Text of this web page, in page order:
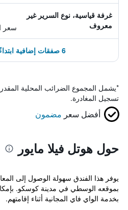
غرفة قياسية، نوع السرير غير
معروف
سعر
6 صفقات إضافية ابتداءً من 189 ﷼
*يشمل المجموع الضرائب المحلية
تسجيل المغادرة.
أفضل سعر مضمون
حول هوتل فيلا مايور
يوفر هذا الفندق سهولة الوصول إلى
بموقعه الوسطي في مدينة كوسكو.
بخدمة الواي فاي المجانية أثناء إقامتهم.